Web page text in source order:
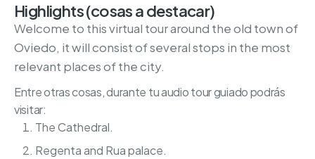
Highlights (cosas a destacar)
Welcome to this virtual tour around the old town of
Oviedo, it will consist of several stops in the most
relevant places of the city.
Entre otras cosas, durante tu audio tour guiado podrás
visitar:
The Cathedral.
Regenta and Rua palace.